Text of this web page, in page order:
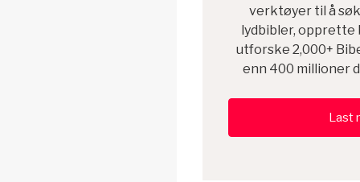
verktøyer til å
lydbibler, opprette
utforske 2,000+
enn 400 millioner
Last